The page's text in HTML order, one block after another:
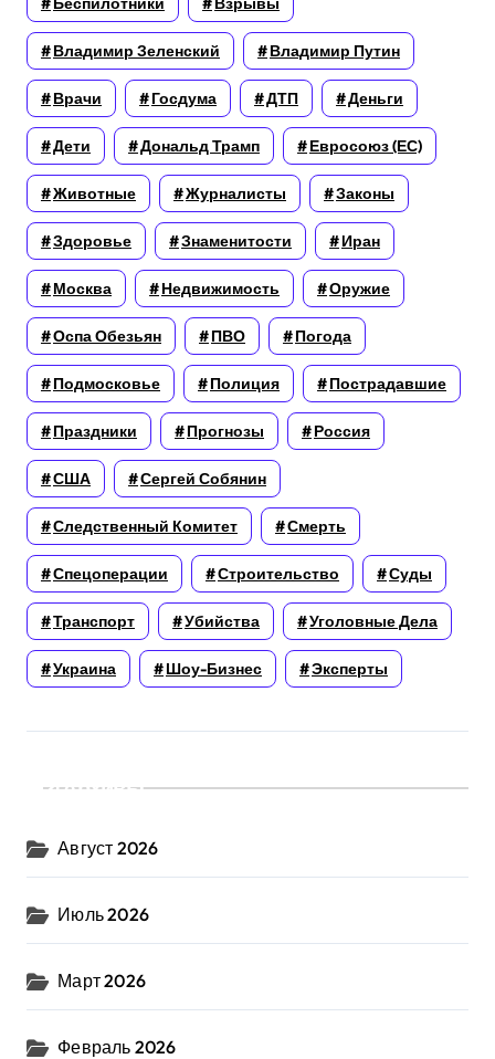
Владимир Зеленский Владимир Путин
Врачи Госдума ДТП Деньги
Дети Дональд Трамп Евросоюз (ЕС)
Животные Журналисты Законы
Здоровье Знаменитости Иран
Москва Недвижимость Оружие
Оспа Обезьян ПВО Погода
Подмосковье Полиция Пострадавшие
Праздники Прогнозы Россия
США Сергей Собянин
Следственный Комитет Смерть
Спецоперации Строительство Суды
Транспорт Убийства Уголовные Дела
Украина Шоу-Бизнес Эксперты
Архивы
Август 2026
Июль 2026
Март 2026
Февраль 2026